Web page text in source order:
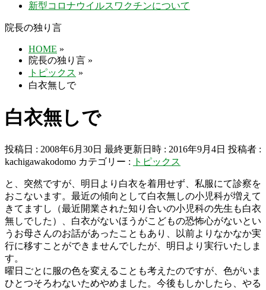
新型コロナウイルスワクチンについて
院長の独り言
HOME »
院長の独り言 »
トピックス »
白衣無しで
白衣無しで
投稿日 : 2008年6月30日 最終更新日時 : 2016年9月4日 投稿者 :
kachigawakodomo カテゴリー : トピックス
と、突然ですが、明日より白衣を着用せず、私服にて診察を
おこないます。最近の傾向として白衣無しの小児科が増えて
きてますし（最近開業された知り合いの小児科の先生も白衣
無しでした）、白衣がないほうがこどもの恐怖心がないとい
うお母さんのお話があったこともあり、以前よりなかなか実
行に移すことができませんでしたが、明日より実行いたしま
す。
曜日ごとに服の色を変えることも考えたのですが、色がいま
ひとつそろわないためやめました。今後もしかしたら、やる